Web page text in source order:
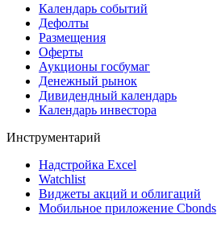
Календарь событий
Дефолты
Размещения
Оферты
Аукционы госбумаг
Денежный рынок
Дивидендный календарь
Календарь инвестора
Инструментарий
Надстройка Excel
Watchlist
Виджеты акций и облигаций
Мобильное приложение Cbonds